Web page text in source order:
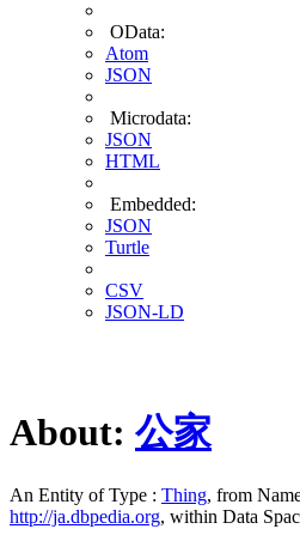
OData:
Atom
JSON
Microdata:
JSON
HTML
Embedded:
JSON
Turtle
CSV
JSON-LD
About: 公家
An Entity of Type : Thing, from
http://ja.dbpedia.org, within Data